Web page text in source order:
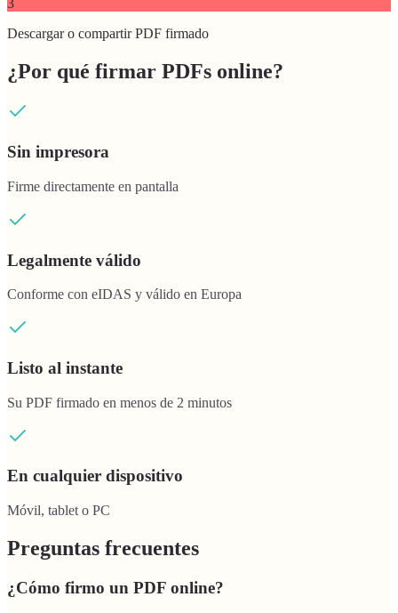
Descargar o compartir PDF firmado
¿Por qué firmar PDFs online?
Sin impresora
Firme directamente en pantalla
Legalmente válido
Conforme con eIDAS y válido en Europa
Listo al instante
Su PDF firmado en menos de 2 minutos
En cualquier dispositivo
Móvil, tablet o PC
Preguntas frecuentes
¿Cómo firmo un PDF online?